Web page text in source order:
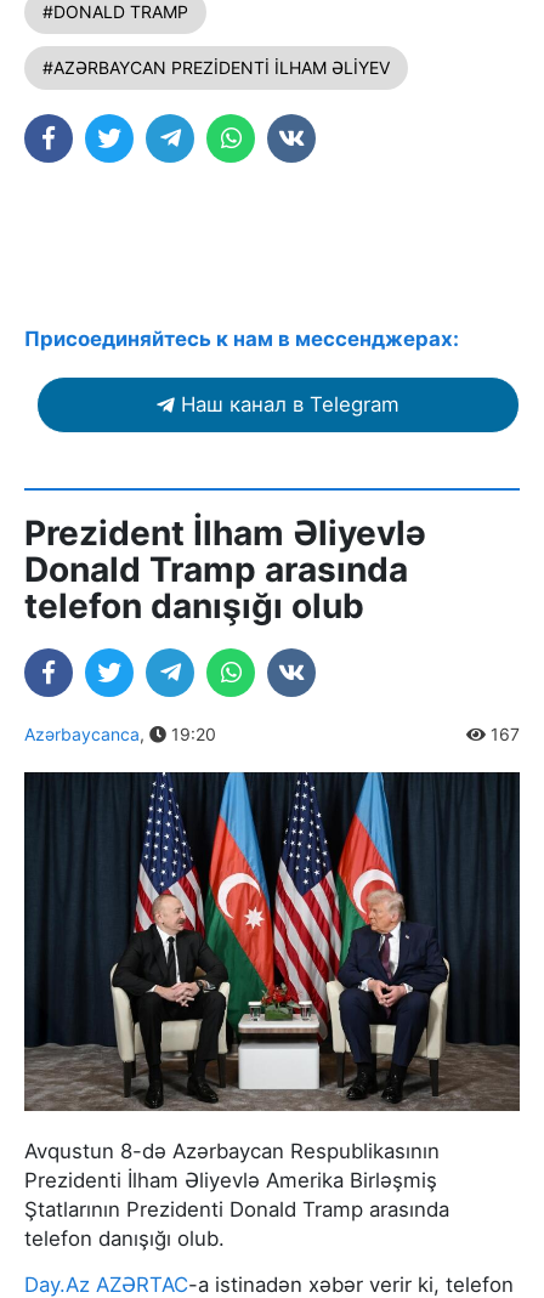
#DONALD TRAMP
#AZƏRBAYCAN PREZİDENTİ İLHAM ƏLİYEV
Присоединяйтесь к нам в мессенджерах:
Наш канал в Telegram
Prezident İlham Əliyevlə
Donald Tramp arasında
telefon danışığı olub
Azərbaycanca, 19:20 167
Avqustun 8-də Azərbaycan Respublikasının
Prezidenti İlham Əliyevlə Amerika Birləşmiş
Ştatlarının Prezidenti Donald Tramp arasında
telefon danışığı olub.
Day.Az AZƏRTAC-a istinadən xəbər verir ki, telefon